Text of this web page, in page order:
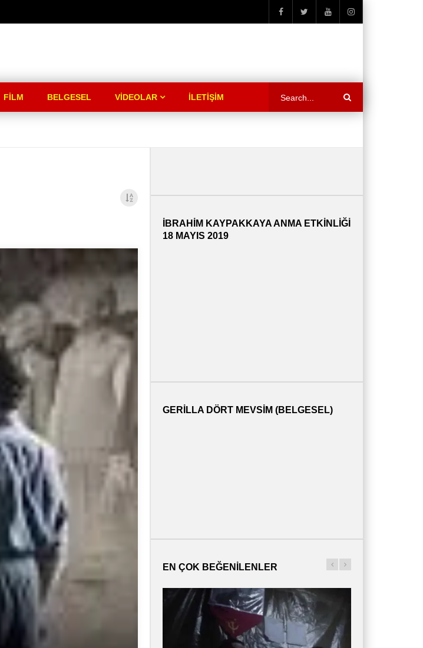
FILM BELGESEL VIDEOLAR İLETİŞİM
İBRAHİM KAYPAKKAYA ANMA ETKİNLİĞİ
18 MAYIS 2019
GERILLA DÖRT MEVSIM (BELGESEL)
EN ÇOK BEĞENILENLER